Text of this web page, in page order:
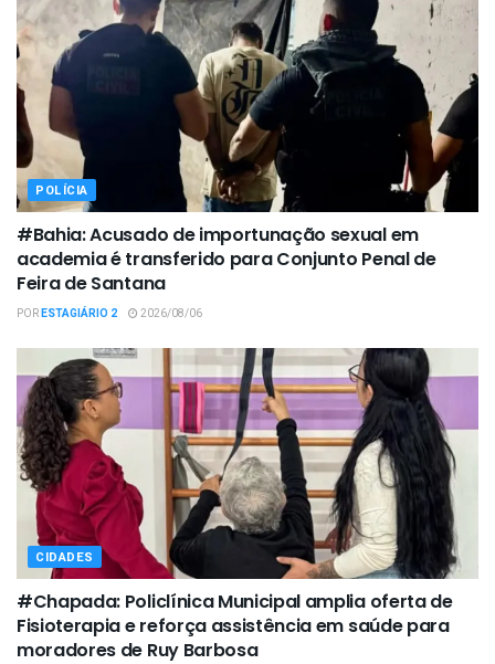
POLÍCIA
#Bahia: Acusado de importunação sexual em
academia é transferido para Conjunto Penal de
Feira de Santana
PORESTAGIÁRIO 2 2026/08/06
CIDADES
#Chapada: Policlínica Municipal amplia oferta de
Fisioterapia e reforça assistência em saúde para
moradores de Ruy Barbosa